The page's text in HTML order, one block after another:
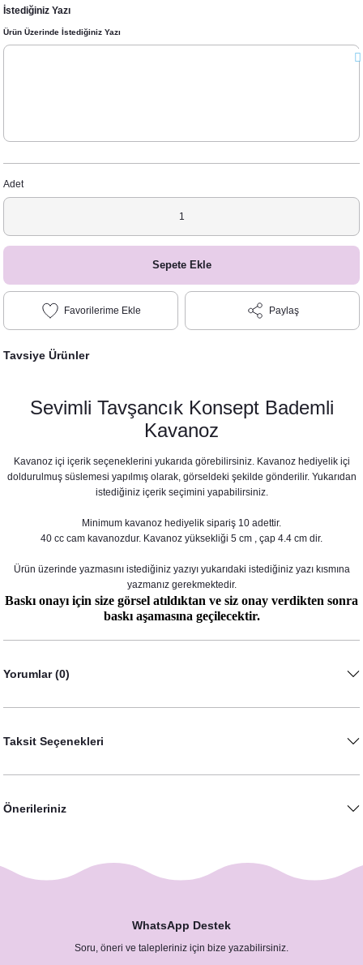
İstediğiniz Yazı
Ürün Üzerinde İstediğiniz Yazı
Adet
Sepete Ekle
Paylaş
Tavsiye Ürünler
Sevimli Tavşancık Konsept Doğum Odası Panosu
2.150,00 TL
Sevimli Tavşancık Konsept Bademli
Kavanoz
Kavanoz içi içerik seçeneklerini yukarıda görebilirsiniz. Kavanoz hediyelik içi
doldurulmuş süslemesi yapılmış olarak, görseldeki şekilde gönderilir. Yukarıdan
istediğiniz içerik seçimini yapabilirsiniz.
Minimum kavanoz hediyelik sipariş 10 adettir.
40 cc cam kavanozdur. Kavanoz yüksekliği 5 cm , çap 4.4 cm dir.
Ürün üzerinde yazmasını istediğiniz yazıyı yukarıdaki istediğiniz yazı kısmına
yazmanız gerekmektedir.
Baskı onayı için size görsel atıldıktan ve siz onay verdikten sonra
baskı aşamasına geçilecektir.
Yorumlar (0)
Taksit Seçenekleri
Önerileriniz
WhatsApp Destek
Soru, öneri ve talepleriniz için bize yazabilirsiniz.